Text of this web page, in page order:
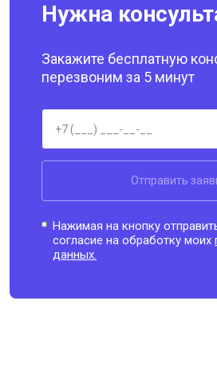
Нужна
Закажите бесплатную
перезвоним за 5 минут
Отправить
Нажимая на кнопку
согласие на обработку моих
данных.